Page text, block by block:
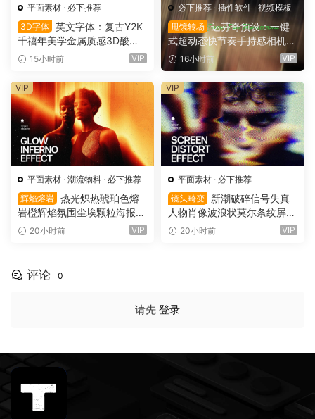
平面素材 · 必下推荐
3D字体 英文字体：复古Y2K
千禧年美学金属质感3D酸性
镀铬文字LOGO标题封面海报
e – 3D Style SVG Font（161
59）
15小时前 VIP
必下推荐· 插件软件 ·视频模板
甩镜转场 达芬奇预设：一键
式超动态快节奏手持感相机摇
晃运动甩镜头无缝转场过渡
支持横竖屏（16158）
16小时前 VIP
平面素材 · 潮流物料 · 必下推荐
辉焰熔岩 热光炽热琥珀色熔
岩橙辉焰氛围尘埃颗粒海报封
面设计PSD特效样机 Glow Inf
20小时前 VIP
VIP
平面素材 · 必下推荐
镜头畸变
新潮破碎信号失真
人物肖像波浪状莫尔条纹屏幕
畸变专辑封面音乐海报传单P
20小时前 VIP
VIP
评论 0
请先 登录